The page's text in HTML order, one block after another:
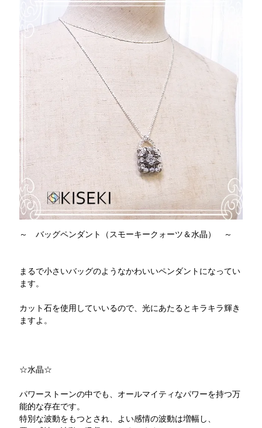
～ バッグペンダント（スモーキークォーツ＆水晶） ～
まるで小さいバッグのようなかわいいペンダントになってい
ます。
カット石を使用していいるので、光にあたるとキラキラ輝き
ますよ。
☆水晶☆
パワーストーンの中でも、オールマイティなパワーを持つ万
能的な存在です。
特別な波動をもつとされ、よい感情の波動は増幅し、